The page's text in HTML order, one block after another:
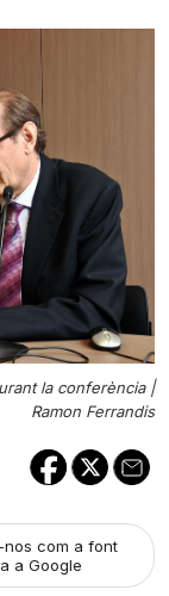
la conferència |
Ramon Ferrandis
com a font
a Google